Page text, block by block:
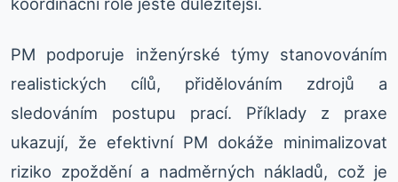
PM podporuje inženýrské týmy stanovováním
realistických cílů, přidělováním zdrojů a
sledováním postupu prací. Příklady z praxe
ukazují, že efektivní PM dokáže minimalizovat
riziko zpoždění a nadměrných nákladů, což je